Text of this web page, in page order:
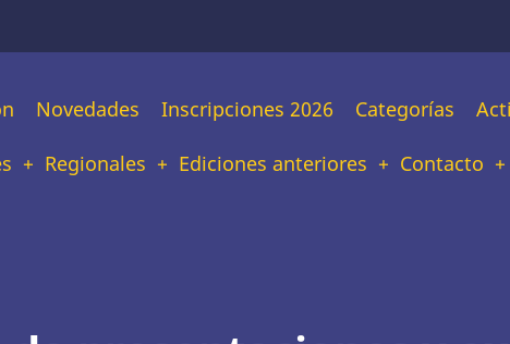
Novedades Inscripciones 2026 Categorías
Regionales Ediciones anteriores Contacto